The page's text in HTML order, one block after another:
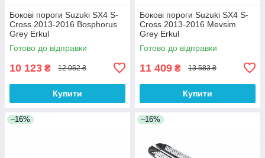
Бокові пороги Suzuki SX4 S-
Cross 2013-2016 Bosphorus
Grey Erkul
Готово до відправки
10 123 ₴ 12 052 ₴
Купити
Бокові пороги Suzuki SX4 S-
Cross 2013-2016 Mevsim
Grey Erkul
Готово до відправки
11 409 ₴ 13 583 ₴
Купити
–16% –16%